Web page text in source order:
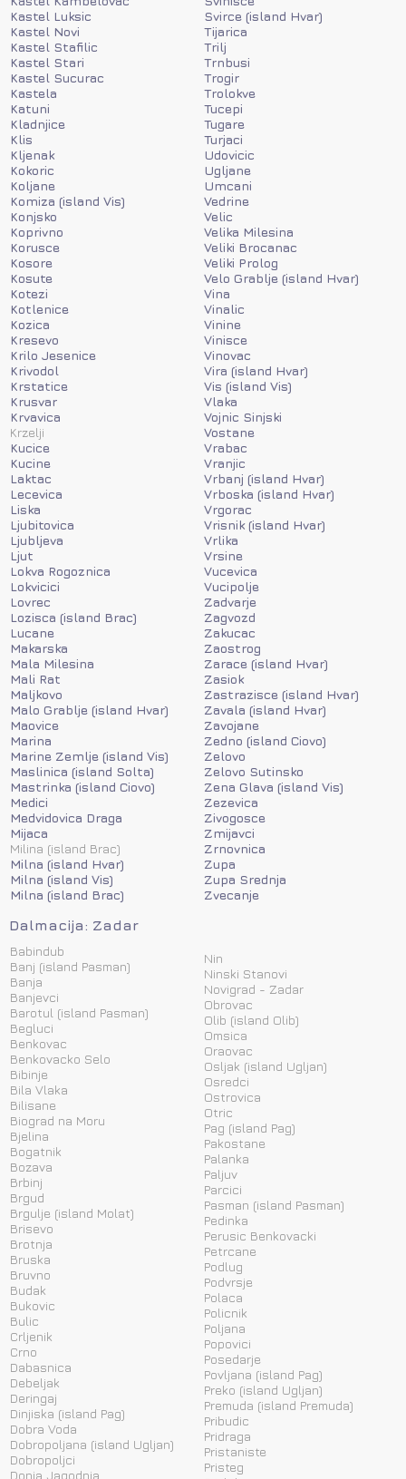
Kastel Luksic
Kastel Novi
Kastel Stafilic
Kastel Stari
Kastel Sucurac
Kastela
Katuni
Kladnjice
Klis
Kljenak
Kokoric
Koljane
Komiza (island Vis)
Konjsko
Koprivno
Korusce
Kosore
Kosute
Kotezi
Kotlenice
Kozica
Kresevo
Krilo Jesenice
Krivodol
Krstatice
Krusvar
Krvavica
Krzelji
Kucice
Kucine
Laktac
Lecevica
Liska
Ljubitovica
Ljubljeva
Ljut
Lokva Rogoznica
Lokvicici
Lovrec
Lozisca (island Brac)
Lucane
Makarska
Mala Milesina
Mali Rat
Maljkovo
Malo Grablje (island Hvar)
Maovice
Marina
Marine Zemlje (island Vis)
Maslinica (island Solta)
Mastrinka (island Ciovo)
Medici
Medvidovica Draga
Mijaca
Milina (island Brac)
Milna (island Hvar)
Milna (island Vis)
Milna (island Brac)
Svirce (island Hvar)
Tijarica
Trilj
Trnbusi
Trogir
Trolokve
Tucepi
Tugare
Turjaci
Udovicic
Ugljane
Umcani
Vedrine
Velic
Velika Milesina
Veliki Brocanac
Veliki Prolog
Velo Grablje (island Hvar)
Vina
Vinalic
Vinine
Vinisce
Vinovac
Vira (island Hvar)
Vis (island Vis)
Vlaka
Vojnic Sinjski
Vostane
Vrabac
Vranjic
Vrbanj (island Hvar)
Vrboska (island Hvar)
Vrgorac
Vrisnik (island Hvar)
Vrlika
Vrsine
Vucevica
Vucipolje
Zadvarje
Zagvozd
Zakucac
Zaostrog
Zarace (island Hvar)
Zasiok
Zastrazisce (island Hvar)
Zavala (island Hvar)
Zavojane
Zedno (island Ciovo)
Zelovo
Zelovo Sutinsko
Zena Glava (island Vis)
Zezevica
Zivogosce
Zmijavci
Zrnovnica
Zupa
Zupa Srednja
Zvecanje
Dalmacija: Zadar
Babindub
Banj (island Pasman)
Banja
Banjevci
Barotul (island Pasman)
Begluci
Benkovac
Benkovacko Selo
Bibinje
Bila Vlaka
Bilisane
Biograd na Moru
Bjelina
Bogatnik
Bozava
Brbinj
Brgud
Brgulje (island Molat)
Brisevo
Brotnja
Bruska
Bruvno
Budak
Bukovic
Bulic
Crljenik
Crno
Dabasnica
Debeljak
Deringaj
Dinjiska (island Pag)
Dobra Voda
Dobropoljana (island Ugljan)
Dobropoljci
Donja Jagodnja
Nin
Ninski Stanovi
Novigrad - Zadar
Obrovac
Olib (island Olib)
Omsica
Oraovac
Osljak (island Ugljan)
Osredci
Ostrovica
Otric
Pag (island Pag)
Pakostane
Palanka
Paljuv
Parcici
Pasman (island Pasman)
Pedinka
Perusic Benkovacki
Petrcane
Podlug
Podvrsje
Polaca
Policnik
Poljana
Popovici
Posedarje
Povljana (island Pag)
Preko (island Ugljan)
Premuda (island Premuda)
Pribudic
Pridraga
Pristaniste
Pristeg